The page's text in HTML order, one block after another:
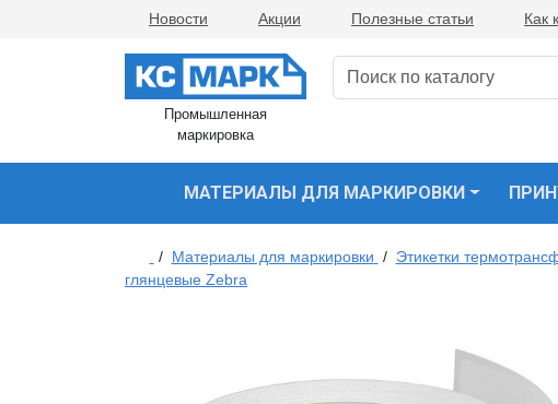
Новости Акции Полезные статьи Как
Промышленная
маркировка
МАТЕРИАЛЫ ДЛЯ МАРКИРОВКИ
/ Материалы для маркировки / Этикетки
глянцевые Zebra